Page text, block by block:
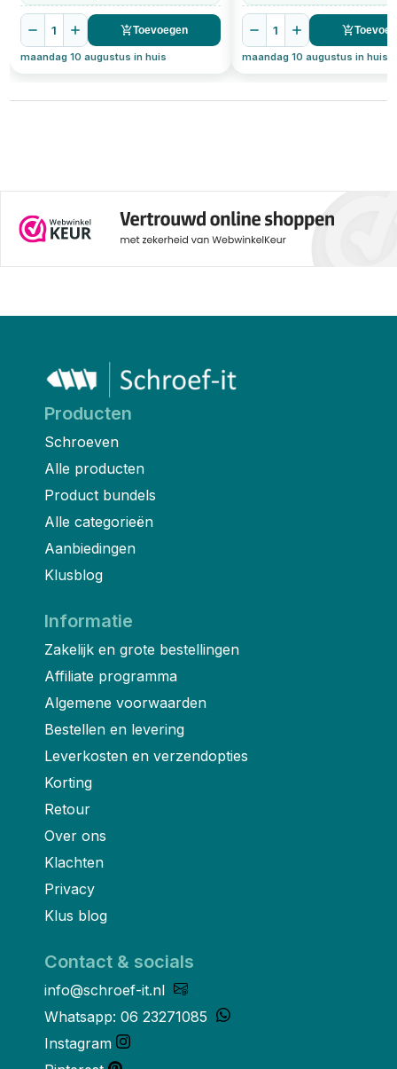
1 Toevoegen
maandag 10 augustus in huis
1
maandag 10 augustus in huis
Producten
Schroeven
Alle producten
Product bundels
Alle categorieën
Aanbiedingen
Klusblog
Informatie
Zakelijk en grote bestellingen
Affiliate programma
Algemene voorwaarden
Bestellen en levering
Leverkosten en verzendopties
Korting
Retour
Over ons
Klachten
Privacy
Klus blog
Contact & socials
info@schroef-it.nl
Whatsapp: 06 23271085
Instagram